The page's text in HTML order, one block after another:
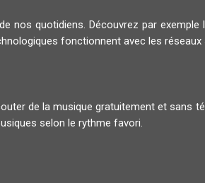
nos quotidiens. Découvrez par
fonctionnent avec les réseaux
de la musique gratuitement et
selon le rythme favori.